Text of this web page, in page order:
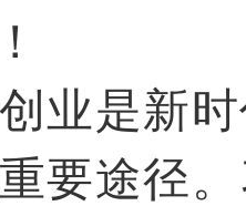
是新时
要途径